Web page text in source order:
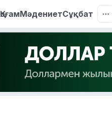
ҚоғамМәдениетСұқбат